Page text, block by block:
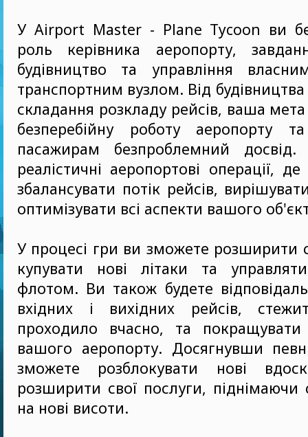
У Airport Master - Plane Tycoon ви
роль керівника аеропорту,
будівництво та управління
транспортним вузлом. Від будівництва
складання розкладу рейсів, ваша
безперебійну роботу аеропорту
пасажирам безпроблемний
реалістичні аеропортові операції,
збалансувати потік рейсів,
оптимізувати всі аспекти вашого
У процесі гри ви зможете розширити
купувати нові літаки та
флотом. Ви також будете
вхідних і вихідних рейсів,
проходило вчасно, та покращувати
вашого аеропорту. Досягнувши
зможете розблокувати нові
розширити свої послуги, піднімаючи
на нові висоти.